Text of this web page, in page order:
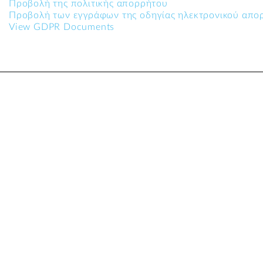
Προβολή της πολιτικής απορρήτου
Προβολή των εγγράφων της οδηγίας ηλεκτρονικού
View GDPR Documents